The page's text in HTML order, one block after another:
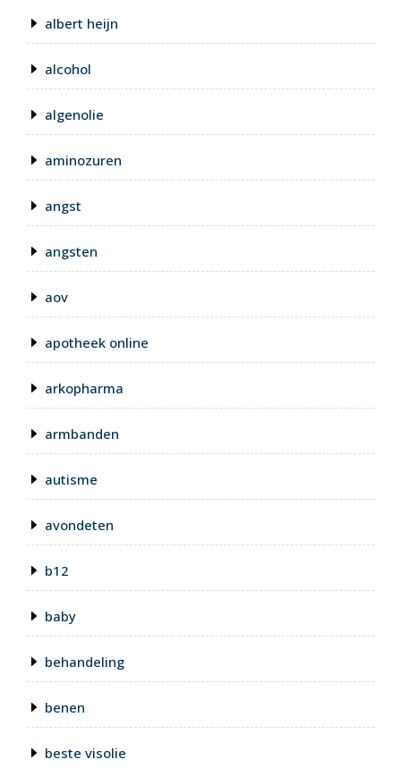
albert heijn
alcohol
algenolie
aminozuren
angst
angsten
aov
apotheek online
arkopharma
armbanden
autisme
avondeten
b12
baby
behandeling
benen
beste visolie